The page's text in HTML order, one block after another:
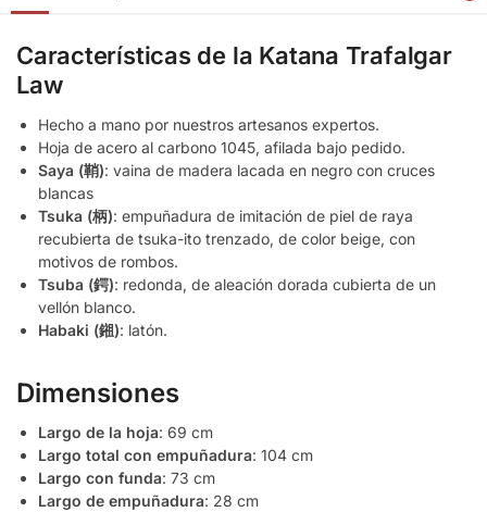
Características de la Katana Trafalgar
Law
Hecho a mano por nuestros artesanos expertos.
Hoja de acero al carbono 1045, afilada bajo pedido.
Saya (鞘): vaina de madera lacada en negro con cruces
blancas
Tsuka (柄): empuñadura de imitación de piel de raya
recubierta de tsuka-ito trenzado, de color beige, con
motivos de rombos.
Tsuba (鍔): redonda, de aleación dorada cubierta de un
vellón blanco.
Habaki (鎺): latón.
Dimensiones
Largo de la hoja: 69 cm
Largo total con empuñadura: 104 cm
Largo con funda: 73 cm
Largo de empuñadura: 28 cm